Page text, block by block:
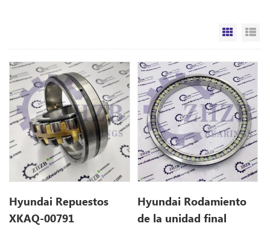
Vista
Hyundai Repuestos
XKAQ-00791
Hyundai Rodamiento
de la unidad final